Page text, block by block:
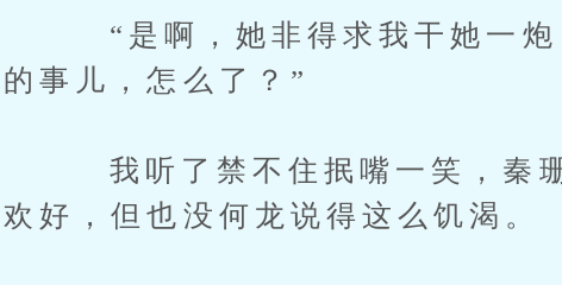
“是啊，她非得求我干她一炮
的事儿，怎么了？”
我听了禁不住抿嘴一笑，秦珊
欢好，但也没何龙说得这么饥渴。